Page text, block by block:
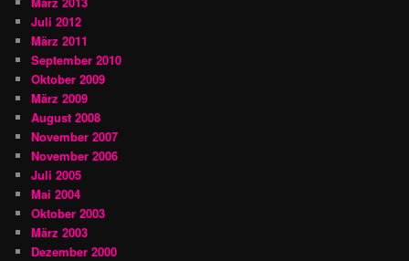
Juli 2012
März 2011
September 2010
Oktober 2009
März 2009
August 2008
November 2007
November 2006
Juli 2005
Mai 2004
Oktober 2003
März 2003
Dezember 2000